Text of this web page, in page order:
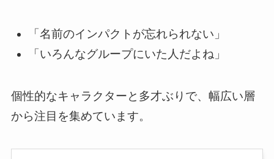
「名前のインパクトが忘れられない」
「いろんなグループにいた人だよね」
個性的なキャラクターと多才ぶりで、幅広い層
から注目を集めています。